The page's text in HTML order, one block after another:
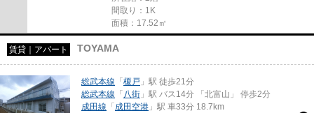
間取り：1K
面積：17.52㎡
賃貸｜アパート TOYAMA
総武本線 「榎戸 」駅 徒歩21分
総武本線 「 八街 」駅 バス14分 「北富山」 停歩2分
成田線 「成田空港 」駅 車33分 18.7km